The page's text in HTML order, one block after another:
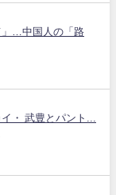
」…中国人の「路
・ 武豊とパント...